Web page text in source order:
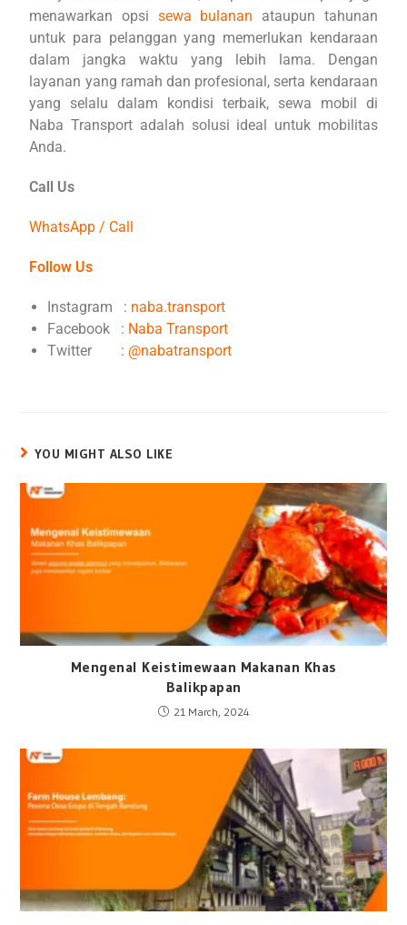
menawarkan opsi sewa bulanan ataupun tahunan
untuk para pelanggan yang memerlukan kendaraan
dalam jangka waktu yang lebih lama. Dengan
layanan yang ramah dan profesional, serta kendaraan
yang selalu dalam kondisi terbaik, sewa mobil di
Naba Transport adalah solusi ideal untuk mobilitas
Anda.
Call Us
WhatsApp / Call
Follow Us
Instagram : naba.transport
Facebook : Naba Transport
Twitter : @nabatransport
YOU MIGHT ALSO LIKE
Mengenal Keistimewaan Makanan Khas
Balikpapan
21 March, 2024